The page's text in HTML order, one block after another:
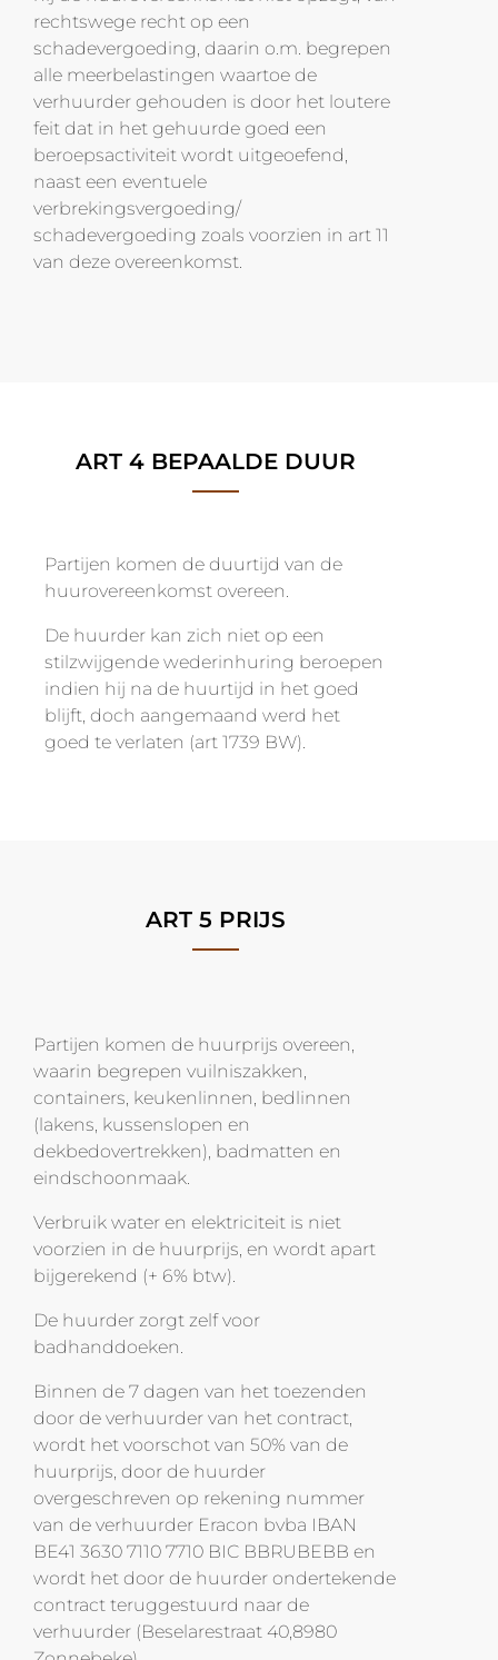
rechtswege recht op een
schadevergoeding, daarin o.m. begrepen
alle meerbelastingen waartoe de
verhuurder gehouden is door het loutere
feit dat in het gehuurde goed een
beroepsactiviteit wordt uitgeoefend,
naast een eventuele
verbrekingsvergoeding/
schadevergoeding zoals voorzien in art 11
van deze overeenkomst.
ART 4 BEPAALDE DUUR
Partijen komen de duurtijd van de
huurovereenkomst overeen.
De huurder kan zich niet op een
stilzwijgende wederinhuring beroepen
indien hij na de huurtijd in het goed
blijft, doch aangemaand werd het
goed te verlaten (art 1739 BW).
ART 5 PRIJS
Partijen komen de huurprijs overeen,
waarin begrepen vuilniszakken,
containers, keukenlinnen, bedlinnen
(lakens, kussenslopen en
dekbedovertrekken), badmatten en
eindschoonmaak.
Verbruik water en elektriciteit is niet
voorzien in de huurprijs, en wordt apart
bijgerekend (+ 6% btw).
De huurder zorgt zelf voor
badhanddoeken.
Binnen de 7 dagen van het toezenden
door de verhuurder van het contract,
wordt het voorschot van 50% van de
huurprijs, door de huurder
overgeschreven op rekening nummer
van de verhuurder Eracon bvba IBAN
BE41 3630 7110 7710 BIC BBRUBEBB en
wordt het door de huurder ondertekende
contract teruggestuurd naar de
verhuurder (Beselarestraat 40,8980